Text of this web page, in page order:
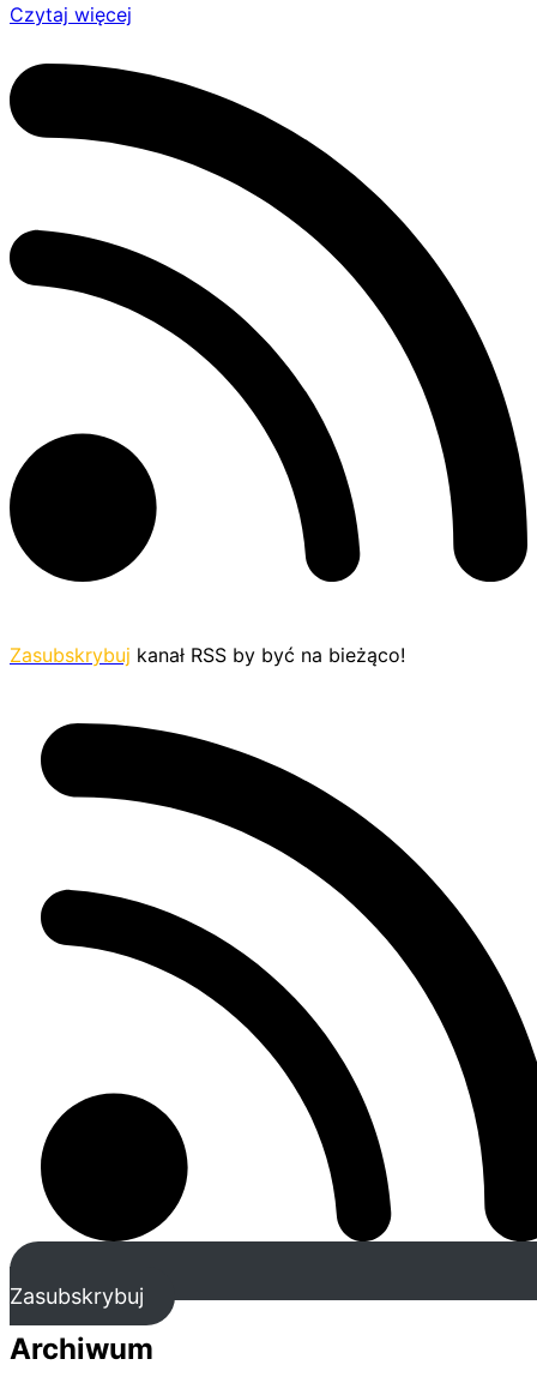
Czytaj więcej
Zasubskrybuj kanał RSS by być na bieżąco!
Zasubskrybuj
Archiwum